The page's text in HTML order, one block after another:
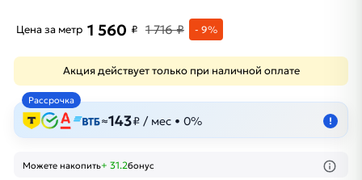
Цена за метр 1 560 ₽ 1 716 ₽ - 9%
Акция действует только при наличной оплате
Рассрочка
≈143₽ / мес • 0% !
Можете накопить+ 31.2бонус